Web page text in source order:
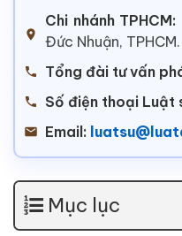
Chi nhánh TPHCM:
Đức Nhuận, TPHCM.
Tổng đài tư vấn
Số điện thoại Luật
Email:
Mục lục